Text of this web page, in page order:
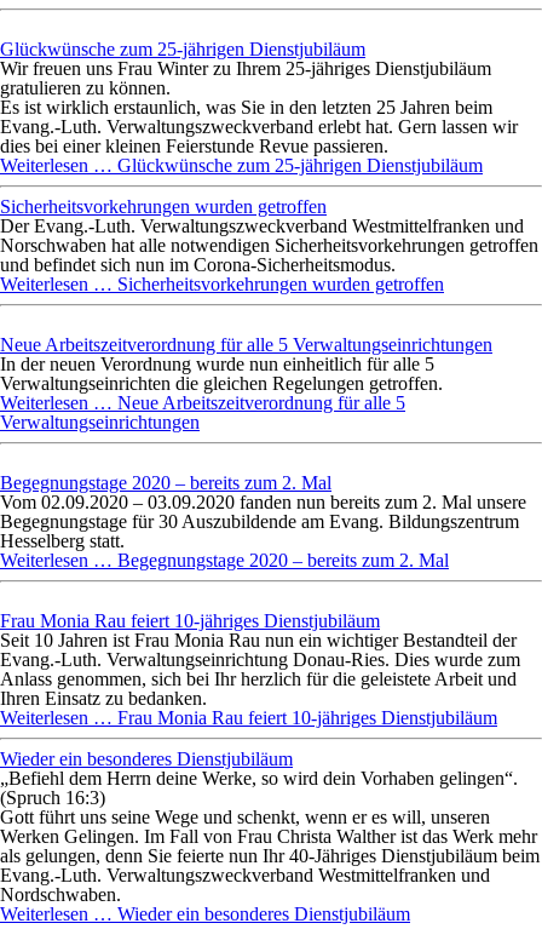
Glückwünsche zum 25-jährigen Dienstjubiläum
Wir freuen uns Frau Winter zu Ihrem 25-jähriges Dienstjubiläum
gratulieren zu können.
Es ist wirklich erstaunlich, was Sie in den letzten 25 Jahren beim
Evang.-Luth. Verwaltungszweckverband erlebt hat. Gern lassen wir
dies bei einer kleinen Feierstunde Revue passieren.
Weiterlesen … Glückwünsche zum 25-jährigen Dienstjubiläum
Sicherheitsvorkehrungen wurden getroffen
Der Evang.-Luth. Verwaltungszweckverband Westmittelfranken und
Norschwaben hat alle notwendigen Sicherheitsvorkehrungen getroffen
und befindet sich nun im Corona-Sicherheitsmodus.
Weiterlesen … Sicherheitsvorkehrungen wurden getroffen
Neue Arbeitszeitverordnung für alle 5 Verwaltungseinrichtungen
In der neuen Verordnung wurde nun einheitlich für alle 5
Verwaltungseinrichten die gleichen Regelungen getroffen.
Weiterlesen … Neue Arbeitszeitverordnung für alle 5
Verwaltungseinrichtungen
Begegnungstage 2020 – bereits zum 2. Mal
Vom 02.09.2020 – 03.09.2020 fanden nun bereits zum 2. Mal unsere
Begegnungstage für 30 Auszubildende am Evang. Bildungszentrum
Hesselberg statt.
Weiterlesen … Begegnungstage 2020 – bereits zum 2. Mal
Frau Monia Rau feiert 10-jähriges Dienstjubiläum
Seit 10 Jahren ist Frau Monia Rau nun ein wichtiger Bestandteil der
Evang.-Luth. Verwaltungseinrichtung Donau-Ries. Dies wurde zum
Anlass genommen, sich bei Ihr herzlich für die geleistete Arbeit und
Ihren Einsatz zu bedanken.
Weiterlesen … Frau Monia Rau feiert 10-jähriges Dienstjubiläum
Wieder ein besonderes Dienstjubiläum
„Befiehl dem Herrn deine Werke, so wird dein Vorhaben gelingen“.
(Spruch 16:3)
Gott führt uns seine Wege und schenkt, wenn er es will, unseren
Werken Gelingen. Im Fall von Frau Christa Walther ist das Werk mehr
als gelungen, denn Sie feierte nun Ihr 40-Jähriges Dienstjubiläum beim
Evang.-Luth. Verwaltungszweckverband Westmittelfranken und
Nordschwaben.
Weiterlesen … Wieder ein besonderes Dienstjubiläum